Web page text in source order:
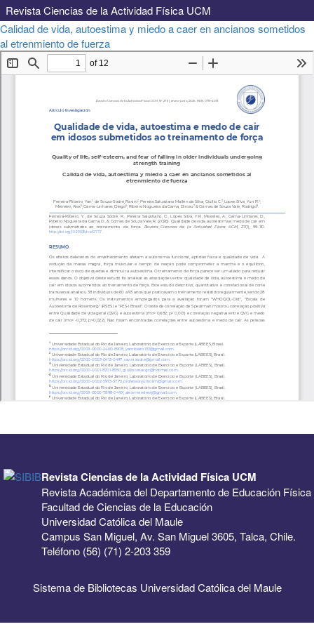
Revista Ciencias de la Actividad Física UCM
Volver
a
los
detalles
Calidad de vida, autoestima y miedo a caer en ancianos sometidos
al etrenmiento de fuerza
Revista Ciencias de la Actividad Física UCM
Revista Académica del Departamento de Educación Física
Facultad de Ciencias de la Educación
Universidad Católica del Maule
Campus San Miguel, Av. San Miguel 3605, Talca, Chile.
Teléfono (56) (71) 2-203 359
Sistema de Bibliotecas Universidad Católica del Maule